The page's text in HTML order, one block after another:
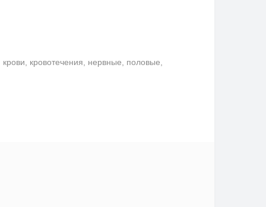
кровотечения, нервные, половые,